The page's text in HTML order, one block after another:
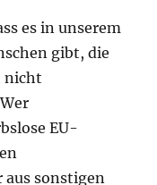
es in unserem
gibt, die
nicht
EU-
sonstigen